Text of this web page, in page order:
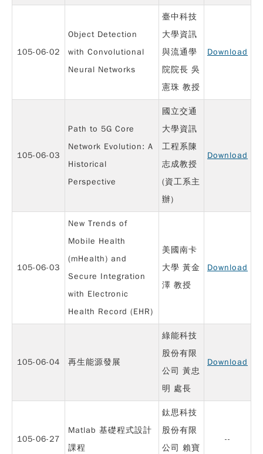
105-06-02
Object Detection
with Convolutional
Neural Networks
臺中科技
大學資訊
與流通學
院院長 吳
憲珠 教授
Download
105-06-03
Path to 5G Core
Network Evolution: A
Historical
Perspective
國立交通
大學資訊
工程系陳
志成教授
(資工系主
辦)
Download
105-06-03
New Trends of
Mobile Health
(mHealth) and
Secure Integration
with Electronic
Health Record (EHR)
美國南卡
大學 黃金
澤 教授
Download
105-06-04 再生能源發展
綠能科技
股份有限
公司 黃忠
明 處長
Download
105-06-27
Matlab 基礎程式設計
課程
鈦思科技
股份有限
公司 賴寶
--